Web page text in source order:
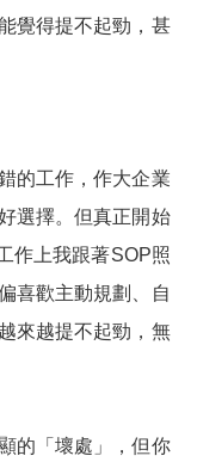
覺得提不起勁，甚
的工作，作大企業
選擇。但真正開始
作上我跟著SOP照
喜歡主動規劃、自
來越提不起勁，無
的「壞處」，但你